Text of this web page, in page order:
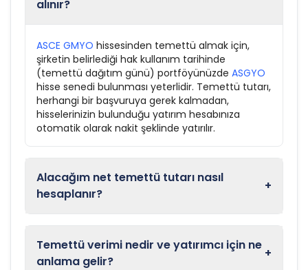
alınır?
ASCE GMYO hissesinden temettü almak için,
şirketin belirlediği hak kullanım tarihinde
(temettü dağıtım günü) portföyünüzde ASGYO
hisse senedi bulunması yeterlidir. Temettü tutarı,
herhangi bir başvuruya gerek kalmadan,
hisselerinizin bulunduğu yatırım hesabınıza
otomatik olarak nakit şeklinde yatırılır.
Alacağım net temettü tutarı nasıl
hesaplanır?
+
Temettü verimi nedir ve yatırımcı için ne
anlama gelir?
+